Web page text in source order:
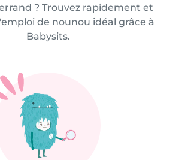
? Trouvez rapidement et
de nounou idéal grâce à
Babysits.